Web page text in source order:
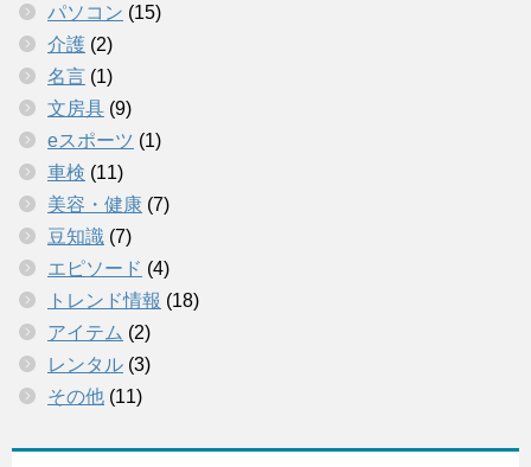
パソコン (15)
介護 (2)
名言 (1)
文房具 (9)
eスポーツ (1)
車検 (11)
美容・健康 (7)
豆知識 (7)
エピソード (4)
トレンド情報 (18)
アイテム (2)
レンタル (3)
その他 (11)